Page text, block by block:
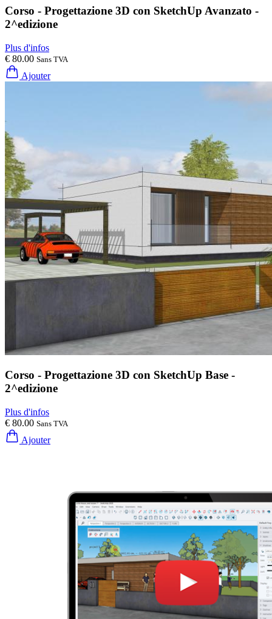
Corso - Progettazione 3D con SketchUp Avanzato -
2^edizione
Plus d'infos
€ 80.00 Sans TVA
Ajouter
Corso - Progettazione 3D con SketchUp Base -
2^edizione
Plus d'infos
€ 80.00 Sans TVA
Ajouter